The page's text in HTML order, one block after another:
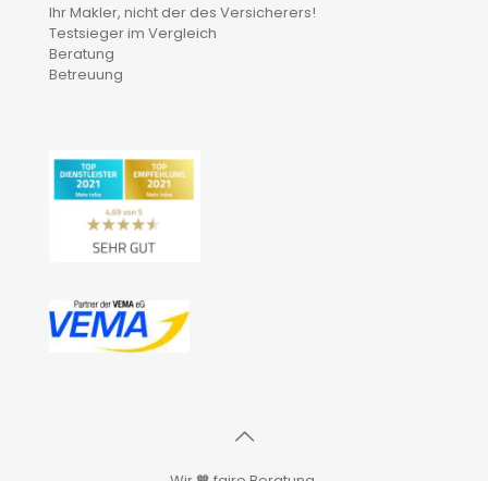
Ihr Makler, nicht der des Versicherers!
Testsieger im Vergleich
Beratung
Betreuung